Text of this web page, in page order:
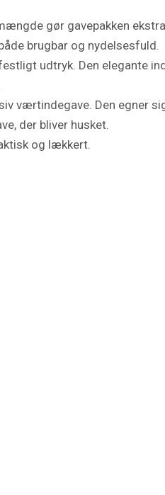
gør gavepakken
brugbar og nydelsesfuld.
udtryk. Den elegante
værtindegave. Den egner
der bliver husket.
og lækkert.